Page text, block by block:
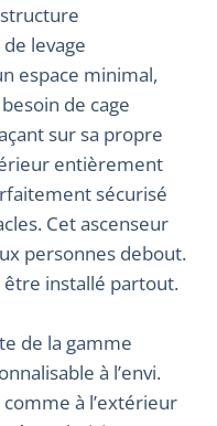
levage
espace minimal,
de cage
sur sa propre
entièrement
sécurisé
Cet ascenseur
personnes debout.
installé partout.
de la gamme
à l’envi.
à l’extérieur